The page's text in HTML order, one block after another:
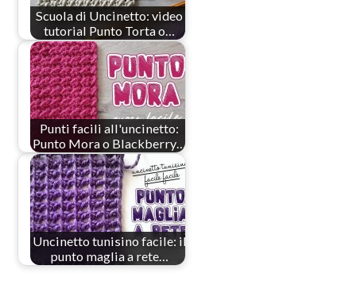
Scuola di Uncinetto: video
tutorial Punto Torta o…
Punti facili all'uncinetto:
Punto Mora o Blackberry…
Uncinetto tunisino facile: il
punto maglia a rete…